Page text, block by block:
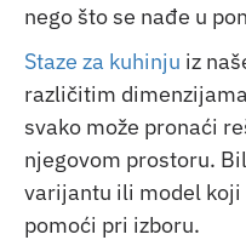
nego što se nađe u
Staze za kuhinju iz
različitim
svako može pronaći
njegovom prostoru.
varijantu ili model
pomoći pri izboru.